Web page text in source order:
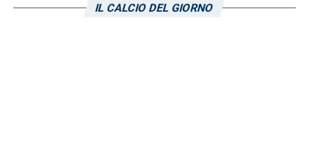
IL CALCIO DEL GIORNO